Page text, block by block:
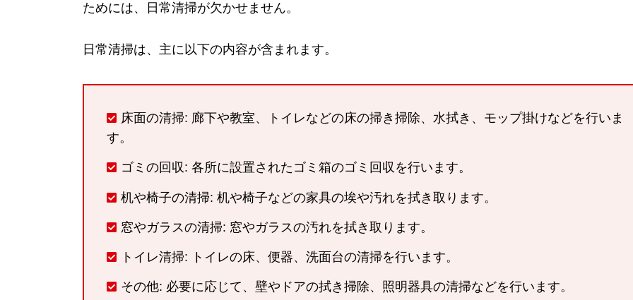
ためには、日常清掃が欠かせません。
日常清掃は、主に以下の内容が含まれます。
床面の清掃: 廊下や教室、トイレなどの床の掃き掃除、水拭き、モップ掛けなどを行いま
す。
ゴミの回収: 各所に設置されたゴミ箱のゴミ回収を行います。
机や椅子の清掃: 机や椅子などの家具の埃や汚れを拭き取ります。
窓やガラスの清掃: 窓やガラスの汚れを拭き取ります。
トイレ清掃: トイレの床、便器、洗面台の清掃を行います。
その他: 必要に応じて、壁やドアの拭き掃除、照明器具の清掃などを行います。